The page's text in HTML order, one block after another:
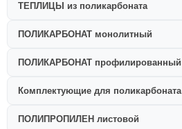
ТЕПЛИЦЫ из поликарбоната
ПОЛИКАРБОНАТ монолитный
ПОЛИКАРБОНАТ профилированный
Комплектующие для поликарбоната
ПОЛИПРОПИЛЕН листовой